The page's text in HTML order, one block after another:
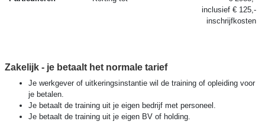
inclusief € 125,-
inschrijfkosten
Zakelijk - je betaalt het normale tarief
Je werkgever of uitkeringsinstantie wil de training of opleiding voor
je betalen.
Je betaalt de training uit je eigen bedrijf met personeel.
Je betaalt de training uit je eigen BV of holding.